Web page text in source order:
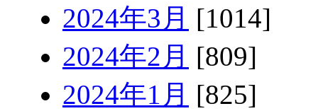
2024年3月 [1014]
2024年2月 [809]
2024年1月 [825]